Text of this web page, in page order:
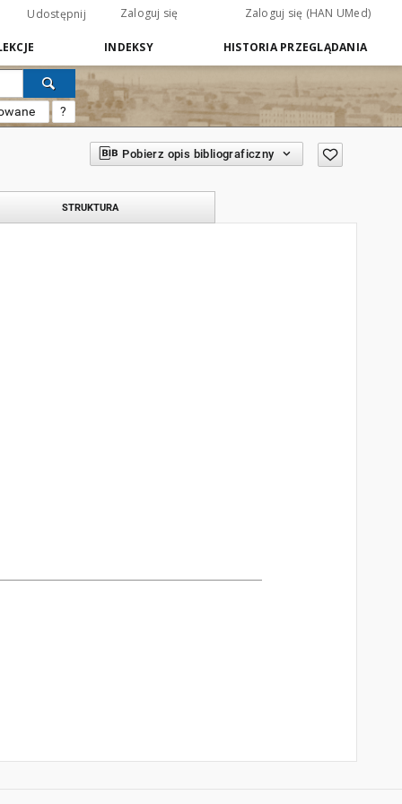
Udostępnij Zaloguj się Zaloguj się (HAN UMed)
INDEKSY HISTORIA PRZEGLĄDANIA
?
Pobierz opis bibliograficzny
STRUKTURA